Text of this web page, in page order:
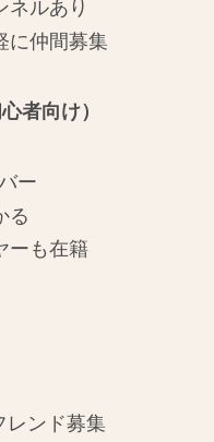
ネルあり
に仲間募集
者向け）
ー
る
ーも在籍
レンド募集